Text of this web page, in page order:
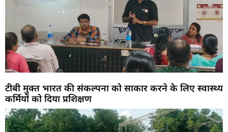
टीबी मुक्त भारत की संकल्पना को साकार करने के लिए स्वास्थ्य
कर्मियों को दिया प्रशिक्षण